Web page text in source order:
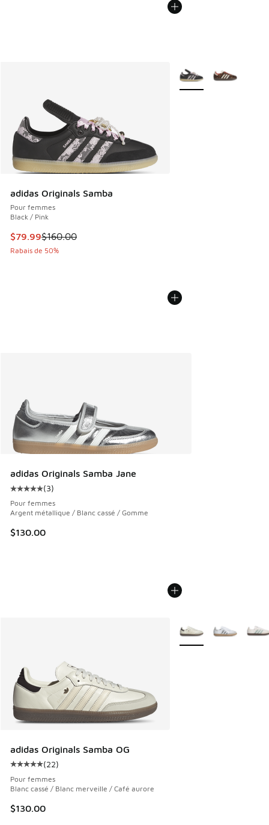
adidas Originals Samba
Pour femmes
Black / Pink
Cet article est en solde. Le prix est passé de $160.00 à
$79.99$160.00
Rabais de 50%
Plus de couleurs
adidas Originals Samba Jane
Cote moyenne du client - [5 sur 5 étoiles], 3 commentaires
(3)
Pour femmes
Argent métallique / Blanc cassé / Gomme
$130.00
adidas Originals Samba OG
Cote moyenne du client - [5 sur 5 étoiles], 22
(22)
Pour femmes
Blanc cassé / Blanc merveille / Café aurore
$130.00
Plus de couleurs